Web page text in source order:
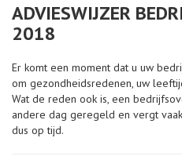
ADVIESWIJZER
2018
Er komt een moment dat u uw
om gezondheidsredenen, uw
Wat de reden ook is, een
andere dag geregeld en vergt
dus op tijd.